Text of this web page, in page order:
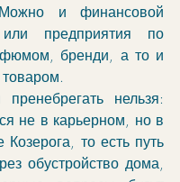
и финансовой
или предприятия по
бренди, а то и
нельзя:
не в карьерном, но в
то есть путь
обустройство дома,